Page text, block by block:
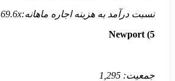
نسبت درآمد به هزینه اجاره ماهانه:69.6x
5)
Newport
جمعیت: 1,295